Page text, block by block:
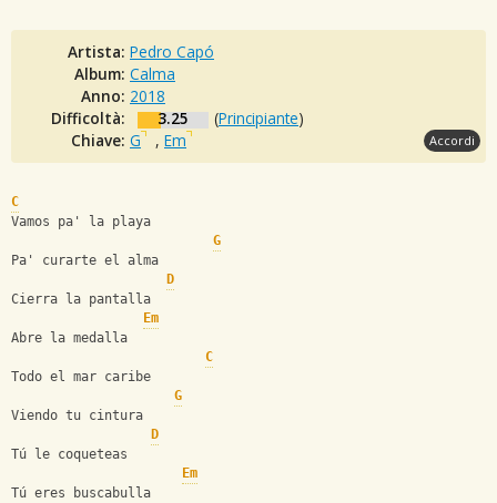
Artista: Pedro Capó
Album: Calma
Anno: 2018
Difficoltà:
3.25 (Principiante)
Chiave: G , Em Accordi
C
Vamos pa' la playa
G
Pa' curarte el alma
D
Cierra la pantalla
Em
Abre la medalla
C
Todo el mar caribe
G
Viendo tu cintura
D
Tú le coqueteas
Em
Tú eres buscabulla